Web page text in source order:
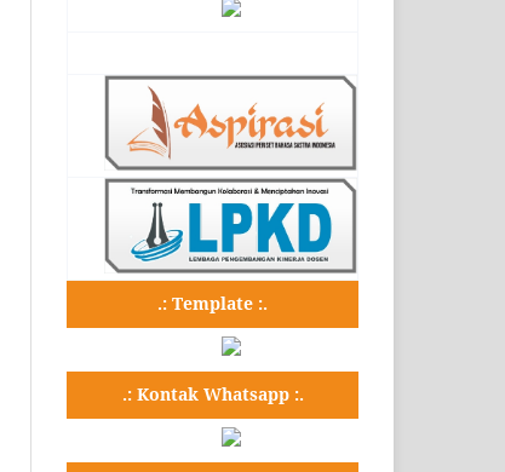
.: Template :.
.: Kontak Whatsapp :.